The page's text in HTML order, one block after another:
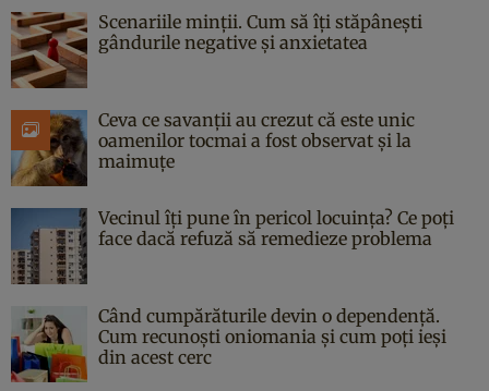
Scenariile minții. Cum să îți stăpânești
gândurile negative și anxietatea
Ceva ce savanții au crezut că este unic
oamenilor tocmai a fost observat și la
maimuțe
Vecinul îți pune în pericol locuința? Ce poți
face dacă refuză să remedieze problema
Când cumpărăturile devin o dependență.
Cum recunoști oniomania și cum poți ieși
din acest cerc